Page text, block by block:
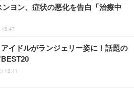
ンヨン、症状の悪化を告白「治療中
15:47
イドルがランジェリー姿に！話題の
12:11